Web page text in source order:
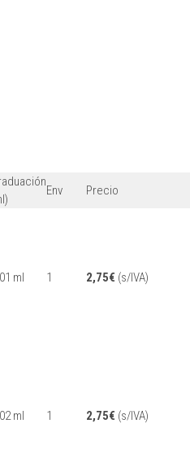
Env Precio
ml 1 2,75€ (s/IVA)
ml 1 2,75€ (s/IVA)